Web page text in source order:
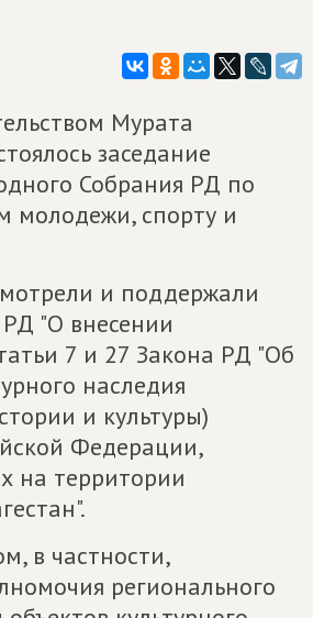
Мурата
заседание
Собрания РД по
молодежи, спорту и
и поддержали
"О внесении
7 и 27 Закона РД "Об
наследия
и культуры)
Федерации,
на территории
в частности,
регионального